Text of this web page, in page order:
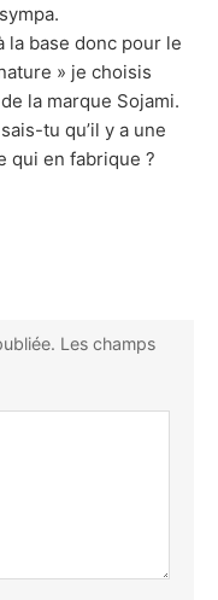
la base donc pour le
» je choisis
la marque Sojami.
tu qu’il y a une
qui en fabrique ?
Les champs